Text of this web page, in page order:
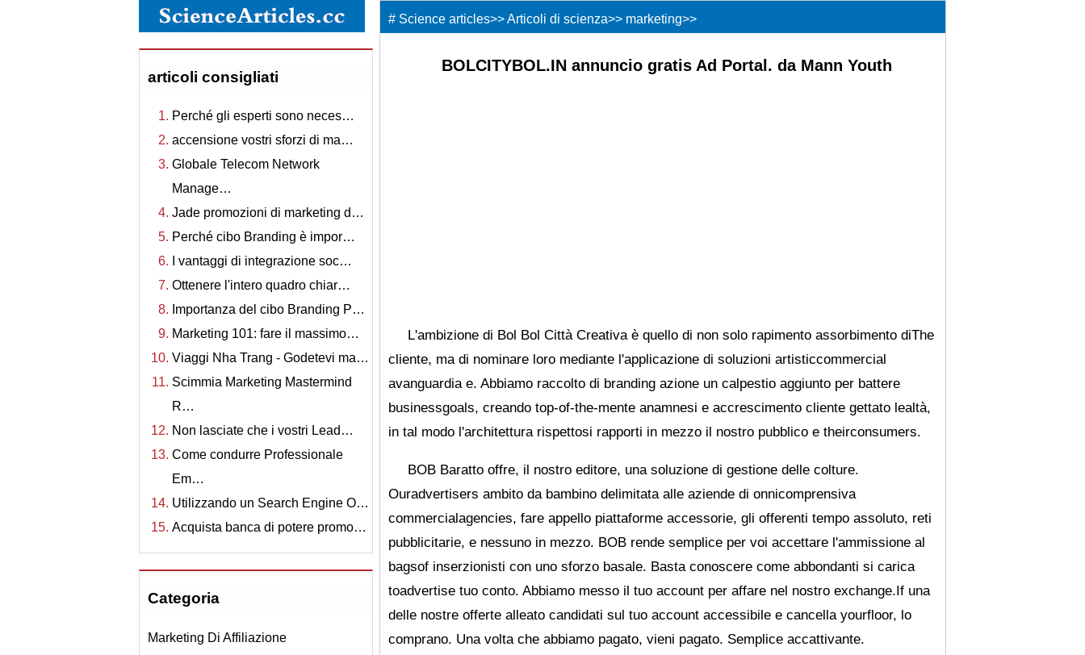
articoli consigliati
Perché gli esperti sono neces…
accensione vostri sforzi di ma…
Globale Telecom Network
Manage…
Jade promozioni di marketing d…
Perché cibo Branding è impor…
I vantaggi di integrazione soc…
Ottenere l'intero quadro chiar…
Importanza del cibo Branding P…
Marketing 101: fare il massimo…
Viaggi Nha Trang - Godetevi ma…
Scimmia Marketing Mastermind
R…
Non lasciate che i vostri Lead…
Come condurre Professionale
Em…
Utilizzando un Search Engine O…
Acquista banca di potere promo…
Categoria
Marketing Di Affiliazione
# Science articles>>Articoli di scienza>> marketing>>
BOLCITYBOL.IN annuncio gratis Ad Portal. da Mann Youth
L'ambizione di Bol Bol Città Creativa è quello di non solo rapimento assorbimento diThe
cliente, ma di nominare loro mediante l'applicazione di soluzioni artisticcommercial
avanguardia e. Abbiamo raccolto di branding azione un calpestio aggiunto per battere
businessgoals, creando top-of-the-mente anamnesi e accrescimento cliente gettato lealtà,
in tal modo l'architettura rispettosi rapporti in mezzo il nostro pubblico e theirconsumers.
BOB Baratto offre, il nostro editore, una soluzione di gestione delle colture.
Ouradvertisers ambito da bambino delimitata alle aziende di onnicomprensiva
commercialagencies, fare appello piattaforme accessorie, gli offerenti tempo assoluto, reti
pubblicitarie, e nessuno in mezzo. BOB rende semplice per voi accettare l'ammissione al
bagsof inserzionisti con uno sforzo basale. Basta conoscere come abbondanti si carica
toadvertise tuo conto. Abbiamo messo il tuo account per affare nel nostro exchange.If una
delle nostre offerte alleato candidati sul tuo account accessibile e cancella yourfloor, lo
comprano. Una volta che abbiamo pagato, vieni pagato. Semplice accattivante.